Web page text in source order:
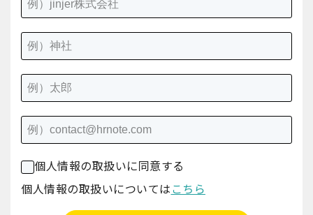
個人情報の取扱いに同意する
個人情報の取扱いについては こちら